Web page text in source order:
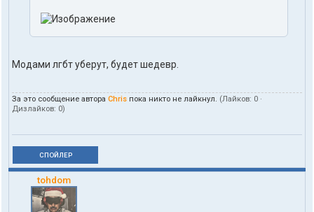
Модами лгбт уберут, будет шедевр.
За это сообщение автора Chris пока никто не лайкнул. (Лайков: 0 ·
Дизлайков: 0)
СПОЙЛЕР
tohdom